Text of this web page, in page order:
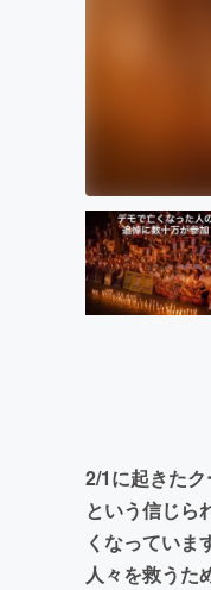
2/1に起きた
という信じら
くなっていま
人々を救うた